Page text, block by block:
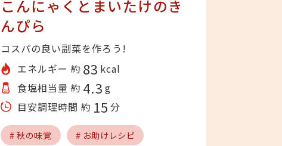
こんにゃくとまいたけのき
んぴら
コスパの良い副菜を作ろう!
エネルギー 約 83 kcal
食塩相当量 約 4.3 g
目安調理時間 約 15 分
# 秋の味覚 # お助けレシピ